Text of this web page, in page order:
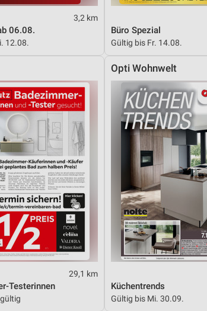
3,2 km
06.08.
12.08.
Büro Spezial
Gültig bis Fr. 14.08.
29,1 km
Testerinnen
Opti Wohnwelt
Küchentrends
Gültig bis Mi. 30.09.